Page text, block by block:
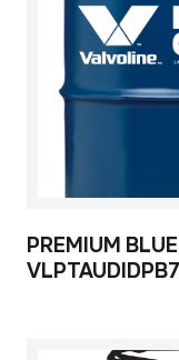
PREMIUM